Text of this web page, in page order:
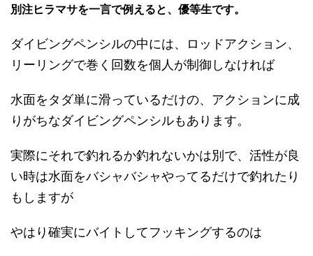
別注ヒラマサを一言で例えると、優等生です。
ダイビングペンシルの中には、ロッドアクション、
リーリングで巻く回数を個人が制御しなければ
水面をタダ単に滑っているだけの、アクションに成
りがちなダイビングペンシルもあります。
実際にそれで釣れるか釣れないかは別で、活性が良
い時は水面をバシャバシャやってるだけで釣れたり
もしますが
やはり確実にバイトしてフッキングするのは